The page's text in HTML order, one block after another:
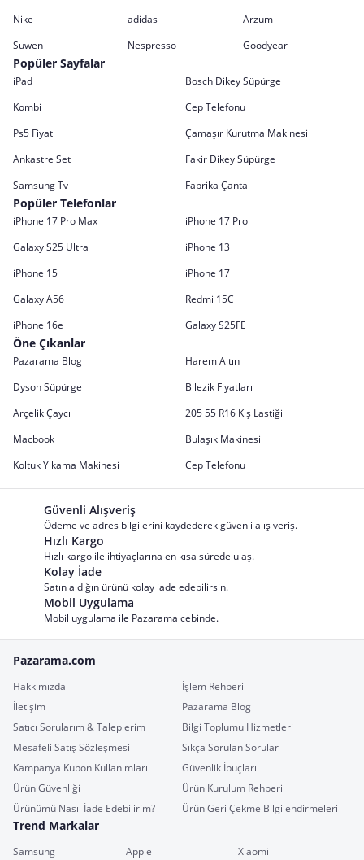
Nike
adidas
Arzum
Suwen
Nespresso Goodyear
Popüler Sayfalar
iPad
Bosch Dikey Süpürge
Kombi
Cep Telefonu
Ps5 Fiyat
Çamaşır Kurutma Makinesi
Ankastre Set
Fakir Dikey Süpürge
Samsung Tv
Fabrika Çanta
Popüler Telefonlar
iPhone 17 Pro Max
iPhone 17 Pro
Galaxy S25 Ultra
iPhone 13
iPhone 15
iPhone 17
Galaxy A56
Redmi 15C
iPhone 16e
Galaxy S25FE
Öne Çıkanlar
Pazarama Blog
Harem Altın
Dyson Süpürge
Bilezik Fiyatları
Arçelik Çaycı
205 55 R16 Kış Lastiği
Macbook
Bulaşık Makinesi
Koltuk Yıkama Makinesi
Cep Telefonu
Güvenli Alışveriş
Ödeme ve adres bilgilerini kaydederek güvenli alış veriş.
Hızlı Kargo
Hızlı kargo ile ihtiyaçlarına en kısa sürede ulaş.
Kolay İade
Satın aldığın ürünü kolay iade edebilirsin.
Mobil Uygulama
Mobil uygulama ile Pazarama cebinde.
Pazarama.com
Hakkımızda
İşlem Rehberi
İletişim
Pazarama Blog
Satıcı Sorularım & Taleplerim
Bilgi Toplumu Hizmetleri
Mesafeli Satış Sözleşmesi
Sıkça Sorulan Sorular
Kampanya Kupon Kullanımları
Güvenlik İpuçları
Ürün Güvenliği
Ürün Kurulum Rehberi
Ürünümü Nasıl İade Edebilirim?
Ürün Geri Çekme Bilgilendirmeleri
Trend Markalar
Samsung Apple
Xiaomi